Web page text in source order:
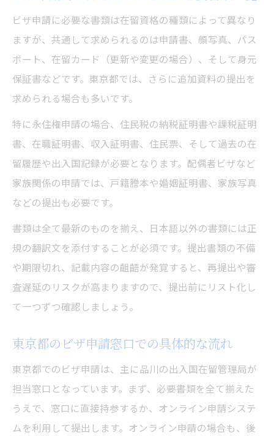
ビザ申請に必要な書類は在留資格の種類によって異なり
ますが、共通して求められるのは申請書、顔写真、パス
ポート、在留カード（更新や変更の場合）、そして身元
保証書などです。東京都では、さらに追加資料の提出を
求められる場合も多いです。
特に永住権申請の場合、住民税の納税証明書や課税証明
書、在職証明書、収入証明書、住民票、そして過去の在
留履歴や出入国記録が必要となります。配偶者ビザなど
家族関係の申請では、戸籍謄本や婚姻証明書、家族写真
などの提出も必要です。
書類は全て最新のものを揃え、日本語以外の書類には正
規の翻訳文を添付することが必須です。提出書類の不備
や期限切れ、記載内容の齟齬が発覚すると、再提出や審
査遅延のリスクが高まりますので、提出前にリスト化し
て一つずつ確認しましょう。
東京都のビザ申請窓口での具体的な流れ
東京都でのビザ申請は、主に品川の出入国在留管理局が
担当窓口となっています。まず、必要書類を全て揃えた
うえで、窓口に直接持参するか、オンライン申請システ
ムを利用して提出します。オンライン申請の場合も、後